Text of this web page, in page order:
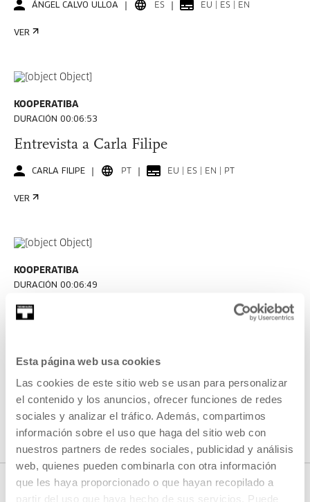
Esta página web usa cookies
Las cookies de este sitio web se usan para personalizar
el contenido y los anuncios, ofrecer funciones de redes
sociales y analizar el tráfico. Además, compartimos
información sobre el uso que haga del sitio web con
nuestros partners de redes sociales, publicidad y análisis
web, quienes pueden combinarla con otra información
que les haya proporcionado o que hayan recopilado a
partir del uso que haya hecho de sus servicios. Puede
ÁNGEL CALVO ULLOA ES EU | ES | EN
VER
KOOPERATIBA
DURACIÓN 00:06:53
Entrevista a Carla Filipe
CARLA FILIPE PT EU | ES | EN | PT
VER
KOOPERATIBA
DURACIÓN 00:06:49
Entrevista a Taxio Ardanaz
VER
VER TODO EL CONTENIDO